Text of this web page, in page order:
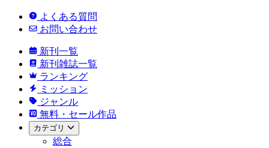
よくある質問
お問い合わせ
新刊一覧
新刊雑誌一覧
ランキング
ミッション
ジャンル
無料・セール作品
カテゴリ
総合